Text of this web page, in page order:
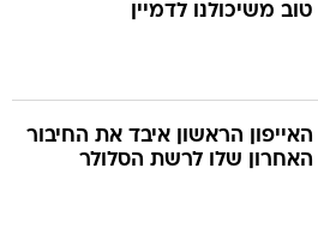
טוב משיכולנו לדמיין
האייפון הראשון איבד את החיבור
האחרון שלו לרשת הסלולר